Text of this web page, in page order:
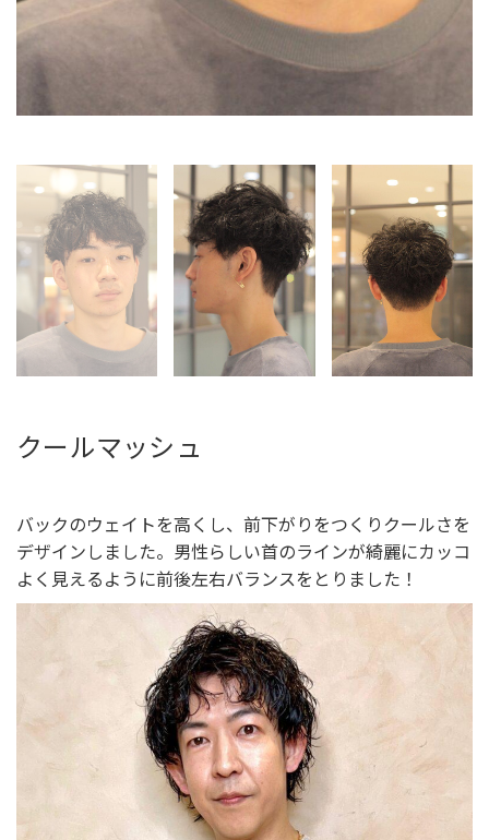
クールマッシュ
バックのウェイトを高くし、前下がりをつくりクールさを
デザインしました。男性らしい首のラインが綺麗にカッコ
よく見えるように前後左右バランスをとりました！